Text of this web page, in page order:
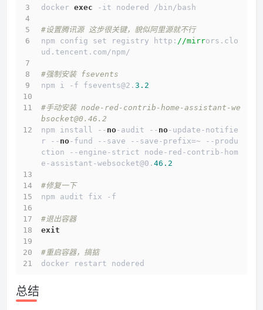
docker exec -it nodered /bin/bash
#设置腾讯源 这步很关键，貌似阿里源就不行
npm config set registry http: //mirrors.clo
ud.tencent.com/npm/
#强制安装 fsevents
npm i -f fsevents@2. 3.2
#手动安装 node-red-contrib-home-assistant-we
bsocket@0.46.2
npm install -- no-audit -- no-update-notifie
r -- no-fund --save --save-prefix=~ --produ
ction --engine-strict node-red-contrib-hom
e-assistant-websocket@0. 46.2
#修复一下
npm audit fix -f
#退出容器
exit
#重启容器，搞掂
docker restart nodered
总结